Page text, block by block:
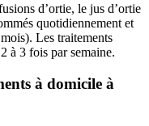
d’ortie, le jus d’ortie
quotidiennement et
Les traitements
à 3 fois par semaine.
à domicile à